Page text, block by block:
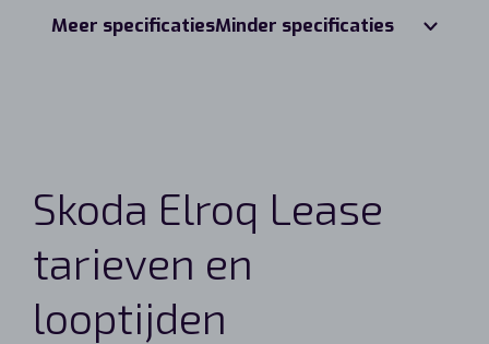
Meer specificatiesMinder specificaties
Skoda Elroq Lease
tarieven en
looptijden